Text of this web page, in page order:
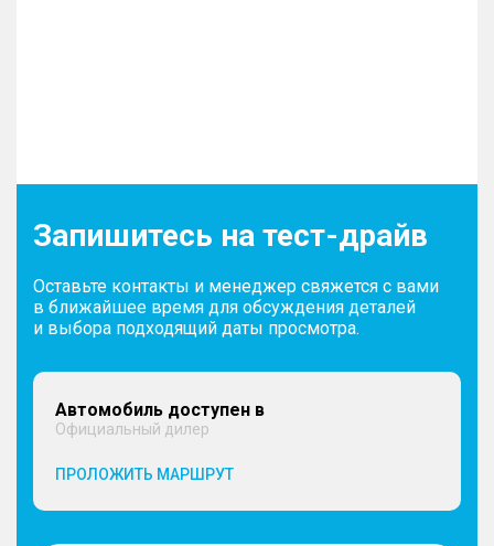
Запишитесь на тест-драйв
Оставьте контакты и менеджер свяжется с вами
в ближайшее время для обсуждения деталей
и выбора подходящий даты просмотра.
Автомобиль доступен в
Официальный дилер
ПРОЛОЖИТЬ МАРШРУТ